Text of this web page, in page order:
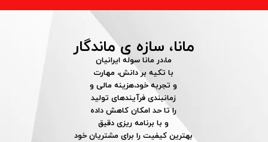
مانا، سازه ی ماندگار
ما،در مانا سوله ایرانیان
با تکیه بر دانش، مهارت
و تجربه خود،هزینه مالی و
زمانبندی فرآیندهای تولید
را تا حد امکان کاهش داده
و با برنامه ریزی دقیق
بهترین کیفیت را برای مشتریان خود